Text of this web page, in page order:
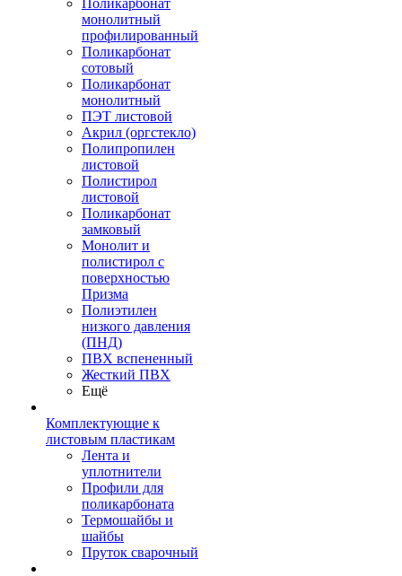
Поликарбонат
монолитный
профилированный
Поликарбонат
сотовый
Поликарбонат
монолитный
ПЭТ листовой
Акрил (оргстекло)
Полипропилен
листовой
Полистирол
листовой
Поликарбонат
замковый
Монолит и
полистирол с
поверхностью
Призма
Полиэтилен
низкого давления
(ПНД)
ПВХ вспененный
Жесткий ПВХ
Ещё
Комплектующие к
листовым пластикам
Лента и
уплотнители
Профили для
поликарбоната
Термошайбы и
шайбы
Пруток сварочный